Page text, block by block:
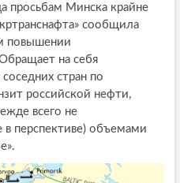
просьбам Минска крайне
сообщила
повышении
на себя
стран по
российской нефти,
всего не
перспективе) объемами